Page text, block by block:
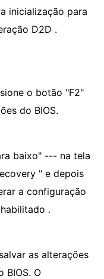
inicialização para
D2D .
o botão "F2"
do BIOS.
baixo" --- na tela
" e depois
a configuração
.
as alterações
BIOS. O